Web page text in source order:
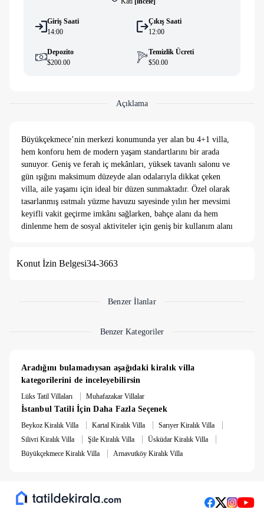
Giriş Saati
14:00
Çıkış Saati
12:00
Depozito
$200.00
Temizlik Ücreti
$50.00
Açıklama
Büyükçekmece’nin merkezi konumunda yer alan bu 4+1 villa,
hem konforu hem de modern yaşam standartlarını bir arada
sunuyor. Geniş ve ferah iç mekânları, yüksek tavanlı salonu ve
gün ışığını maksimum düzeyde alan odalarıyla dikkat çeken
villa, aile yaşamı için ideal bir düzen sunmaktadır. Özel olarak
tasarlanmış ısıtmalı yüzme havuzu sayesinde yılın her mevsimi
keyifli vakit geçirme imkânı sağlarken, bahçe alanı da hem
dinlenme hem de sosyal aktiviteler için geniş bir kullanım alanı
oturum amacıyla benzersiz bir fırsat niteliğindedir.
evcil hayvan kabul edilmektedir.
Konut İzin Belgesi34-3663
Benzer İlanlar
Benzer Kategoriler
Aradığını bulamadıysan aşağıdaki kiralık villa
kategorilerini de inceleyebilirsin
Lüks Tatil Villaları | Muhafazakar Villalar
İstanbul Tatili İçin Daha Fazla Seçenek
Beykoz Kiralık Villa | Kartal Kiralık Villa | Sarıyer Kiralık Villa |
Silivri Kiralık Villa | Şile Kiralık Villa | Üsküdar Kiralık Villa |
Büyükçekmece Kiralık Villa | Arnavutköy Kiralık Villa